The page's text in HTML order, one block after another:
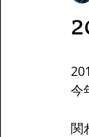
今
関